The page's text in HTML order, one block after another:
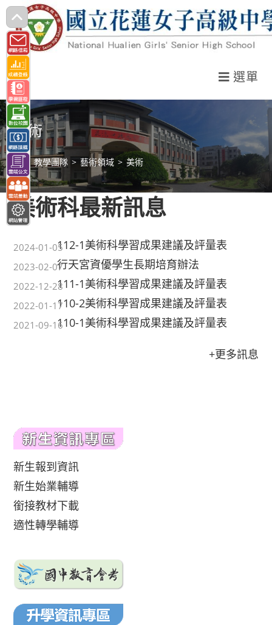
跳
轉
至
主
要
內
容
選單
美術
> 教學團隊 > 藝術領域 > 美術
美術科最新訊息
112-1美術科學習成果建議及評量表
2024-01-05
行天宮資優學生長期培育辦法
2023-02-07
111-1美術科學習成果建議及評量表
2022-12-28
110-2美術科學習成果建議及評量表
2022-01-17
110-1美術科學習成果建議及評量表
2021-09-16
+更多訊息
新生報到資訊
新生始業輔導
銜接教材下載
適性轉學輔導